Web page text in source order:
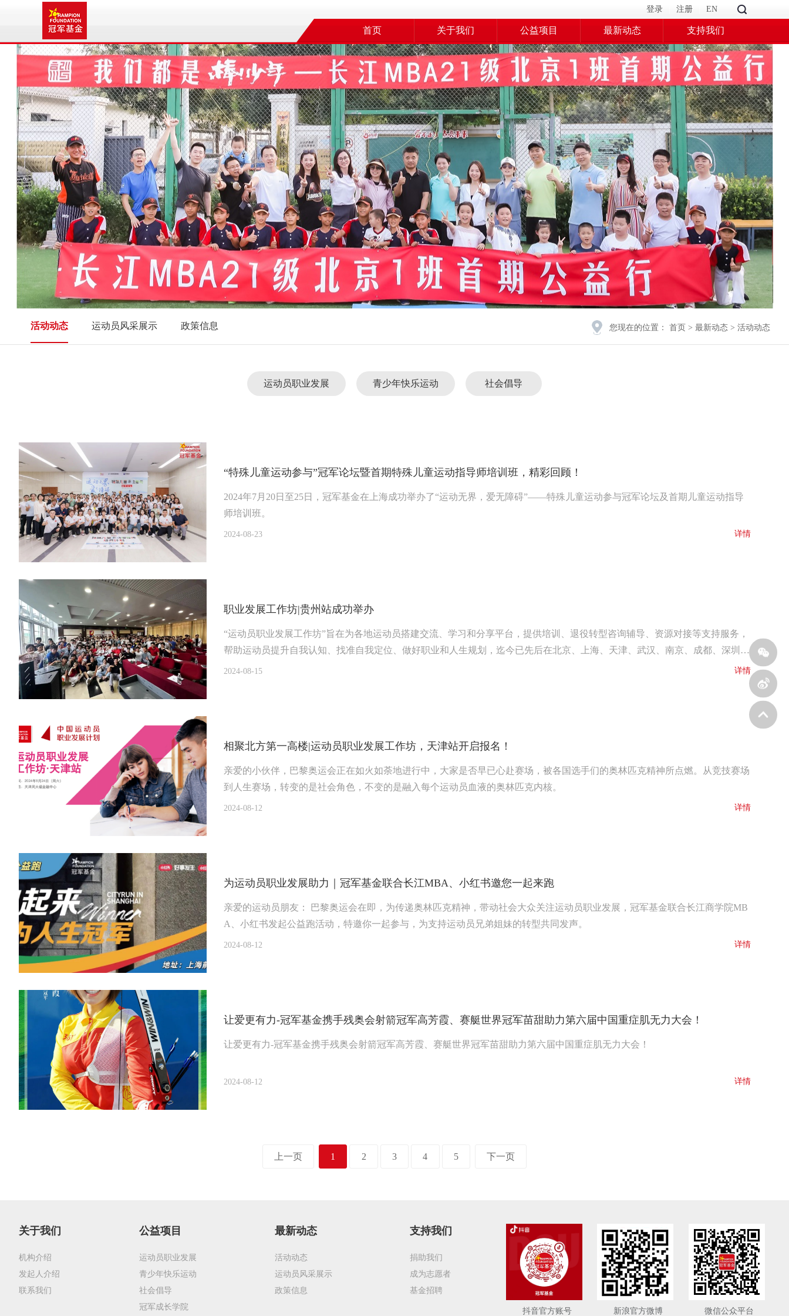
登录 注册 EN
首页 关于我们 公益项目 最新动态 支持我们
您现在的位置： 首页 > 最新动态 > 活动动态
活动动态 运动员风采展示 政策信息
运动员职业发展 青少年快乐运动 社会倡导
“特殊儿童运动参与”冠军论坛暨首期特殊儿童运动指导师培训班，精彩回顾！
2024年7月20日至25日，冠军基金在上海成功举办了“运动无界，爱无障碍”——特殊儿童运动参与冠军论坛及首期儿童运动指导
师培训班。
详情
2024-08-23
职业发展工作坊|贵州站成功举办
“运动员职业发展工作坊”旨在为各地运动员搭建交流、学习和分享平台，提供培训、退役转型咨询辅导、资源对接等支持服务，
帮助运动员提升自我认知、找准自我定位、做好职业和人生规划，迄今已先后在北京、上海、天津、武汉、南京、成都、深圳、
广州、长沙等多个城市举办。这一次我们来到了贵州省！与贵州的运动员们进行了深入的交流。
详情
2024-08-15
相聚北方第一高楼|运动员职业发展工作坊，天津站开启报名！
亲爱的小伙伴，巴黎奥运会正在如火如荼地进行中，大家是否早已心赴赛场，被各国选手们的奥林匹克精神所点燃。从竞技赛场
到人生赛场，转变的是社会角色，不变的是融入每个运动员血液的奥林匹克内核。
详情
2024-08-12
为运动员职业发展助力｜冠军基金联合长江MBA、小红书邀您一起来跑
亲爱的运动员朋友： 巴黎奥运会在即，为传递奥林匹克精神，带动社会大众关注运动员职业发展，冠军基金联合长江商学院MB
A、小红书发起公益跑活动，特邀你一起参与，为支持运动员兄弟姐妹的转型共同发声。
详情
2024-08-12
让爱更有力-冠军基金携手残奥会射箭冠军高芳霞、赛艇世界冠军苗甜助力第六届中国重症肌无力大会！
让爱更有力-冠军基金携手残奥会射箭冠军高芳霞、赛艇世界冠军苗甜助力第六届中国重症肌无力大会！
详情
2024-08-12
上一页 1 2 3 4 5 下一页
关于我们
机构介绍
发起人介绍
联系我们
公益项目
运动员职业发展
青少年快乐运动
社会倡导
冠军成长学院
最新动态
活动动态
运动员风采展示
政策信息
支持我们
捐助我们
成为志愿者
基金招聘
抖音官方账号 新浪官方微博 微信公众平台